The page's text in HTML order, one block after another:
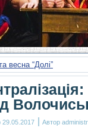
весна “Долі”
29.05.2017 | Автор